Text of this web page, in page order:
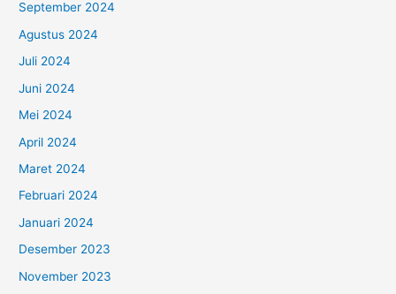
September 2024
Agustus 2024
Juli 2024
Juni 2024
Mei 2024
April 2024
Maret 2024
Februari 2024
Januari 2024
Desember 2023
November 2023